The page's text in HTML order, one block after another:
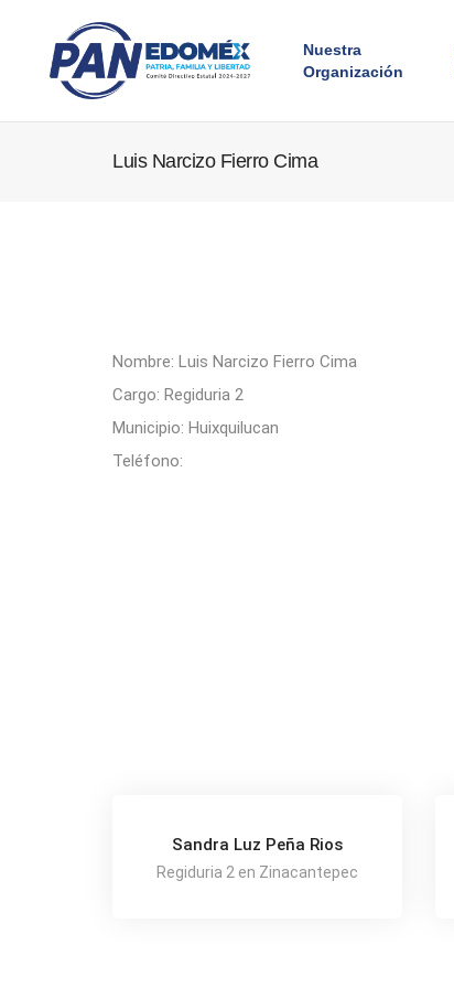
Nuestra
Organización
Luis Narcizo Fierro Cima
Nombre: Luis Narcizo Fierro Cima
Cargo: Regiduria 2
Municipio: Huixquilucan
Teléfono:
Sandra Luz Peña Rios
Regiduria 2 en Zinacantepec